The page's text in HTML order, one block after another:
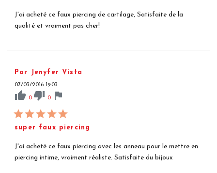
J'ai acheté ce faux piercing de cartilage, Satisfaite de la
qualité et vraiment pas cher!
Par Jenyfer Vista
07/03/2016 19:03
thumb_up 0 thumb_down 0 flag
super faux piercing
J'ai acheté ce faux piercing avec les anneau pour le mettre en
piercing intime, vraiment réaliste. Satisfaite du bijoux